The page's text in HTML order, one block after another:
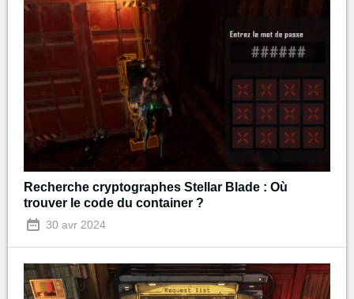
Recherche cryptographes Stellar Blade : Où
trouver le code du container ?
30 avr 2024